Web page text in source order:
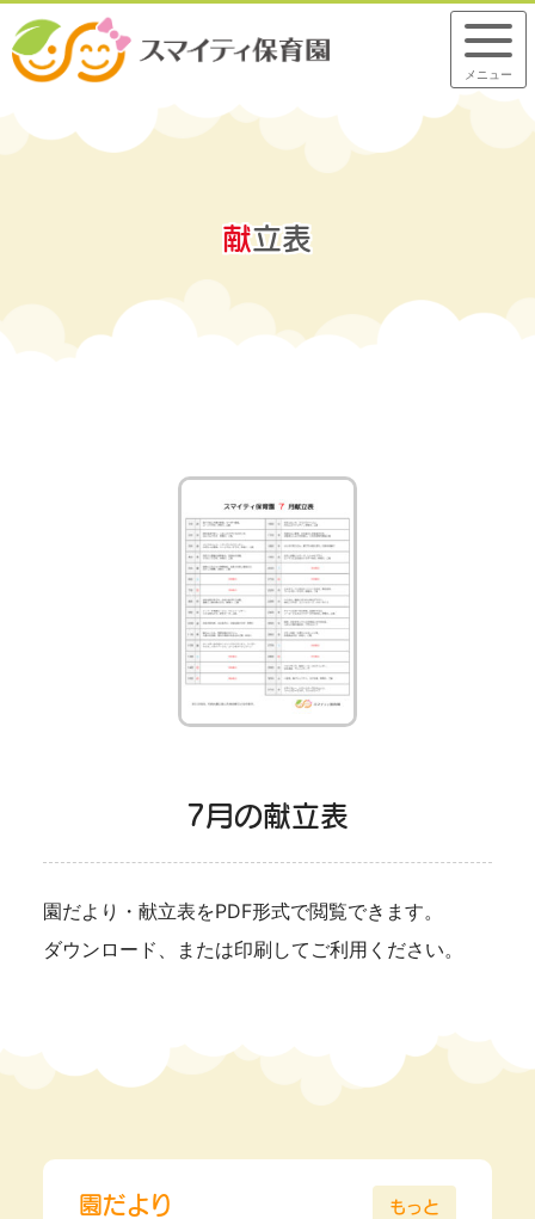
献立表
7月の献立表
園だより・献立表をPDF形式で閲覧できます。
ダウンロード、または印刷してご利用ください。
園だより もっと
メニュー